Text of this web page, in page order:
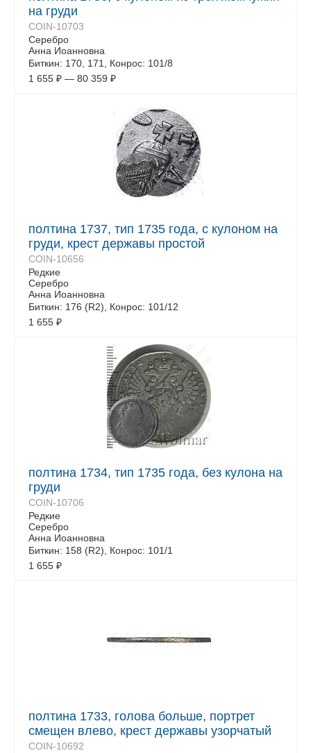
на груди
COIN-10703
Серебро
Анна Иоанновна
Биткин: 170, 171, Конрос: 101/8
1 655 ₽ — 80 359 ₽
полтина 1737, тип 1735 года, с кулоном на
груди, крест державы простой
COIN-10656
Редкие
Серебро
Анна Иоанновна
Биткин: 176 (R2), Конрос: 101/12
1 655 ₽
полтина 1734, тип 1735 года, без кулона на
груди
COIN-10706
Редкие
Серебро
Анна Иоанновна
Биткин: 158 (R2), Конрос: 101/1
1 655 ₽
полтина 1733, голова больше, портрет
смещен влево, крест державы узорчатый
COIN-10692